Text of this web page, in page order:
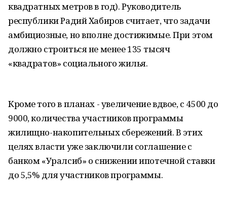
квадратных метров в год). Руководитель
республики Радий Хабиров считает, что задачи
амбициозные, но вполне достижимые. При этом
должно строиться не менее 135 тысяч
«квадратов» социального жилья.
Кроме того в планах - увеличение вдвое, с 4500 до
9000, количества участников программы
жилищно-накопительных сбережений. В этих
целях власти уже заключили соглашение с
банком «Уралсиб» о снижении ипотечной ставки
до 5,5% для участников программы.